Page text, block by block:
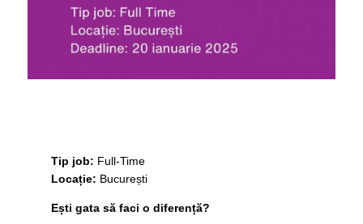
Tip job: Full-Time
Locație: București
Ești gata să faci o diferență?